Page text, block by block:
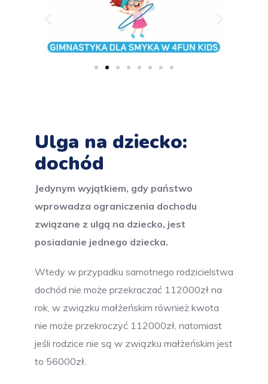
Ulga na dziecko:
dochód
Jedynym wyjątkiem, gdy państwo
wprowadza ograniczenia dochodu
związane z ulgą na dziecko, jest
posiadanie jednego dziecka.
Wtedy w przypadku samotnego rodzicielstwa
dochód nie może przekraczać 112000zł na
rok, w związku małżeńskim również kwota
nie może przekroczyć 112000zł, natomiast
jeśli rodzice nie są w związku małżeńskim jest
to 56000zł.